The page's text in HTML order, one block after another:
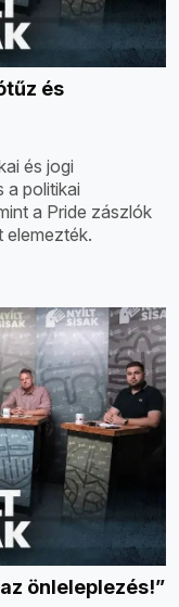
és
és jogi
a politikai
a Pride zászlók
elemezték.
önleleplezés!”